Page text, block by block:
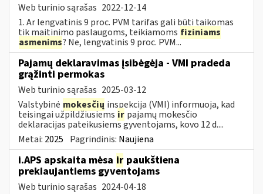
Web turinio sąrašas 2022-12-14
1. Ar lengvatinis 9 proc. PVM tarifas gali būti taikomas
tik maitinimo paslaugoms, teikiamoms fiziniams
asmenims? Ne, lengvatinis 9 proc. PVM...
Pajamų deklaravimas įsibėgėja - VMI pradeda
grąžinti permokas
Web turinio sąrašas 2025-03-12
Valstybinė mokesčių inspekcija (VMI) informuoja, kad
teisingai užpildžiusiems ir pajamų mokesčio
deklaracijas pateikusiems gyventojams, kovo 12 d....
Metai: 2025 Pagrindinis: Naujiena
i.APS apskaita mėsa ir paukštiena
prekiaujantiems gyventojams
Web turinio sąrašas 2024-04-18